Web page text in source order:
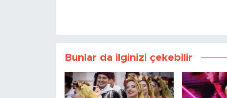
Bunlar da ilginizi çekebilir